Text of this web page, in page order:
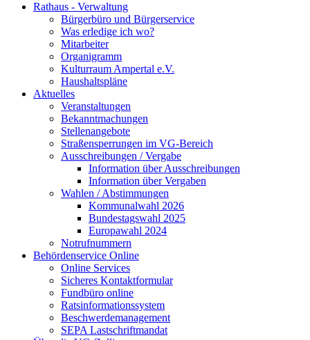
Rathaus - Verwaltung
Bürgerbüro und Bürgerservice
Was erledige ich wo?
Mitarbeiter
Organigramm
Kulturraum Ampertal e.V.
Haushaltspläne
Aktuelles
Veranstaltungen
Bekanntmachungen
Stellenangebote
Straßensperrungen im VG-Bereich
Ausschreibungen / Vergabe
Information über Ausschreibungen
Information über Vergaben
Wahlen / Abstimmungen
Kommunalwahl 2026
Bundestagswahl 2025
Europawahl 2024
Notrufnummern
Behördenservice Online
Online Services
Sicheres Kontaktformular
Fundbüro online
Ratsinformationssystem
Beschwerdemanagement
SEPA Lastschriftmandat